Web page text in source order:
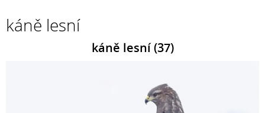
káně lesní
káně lesní (37)